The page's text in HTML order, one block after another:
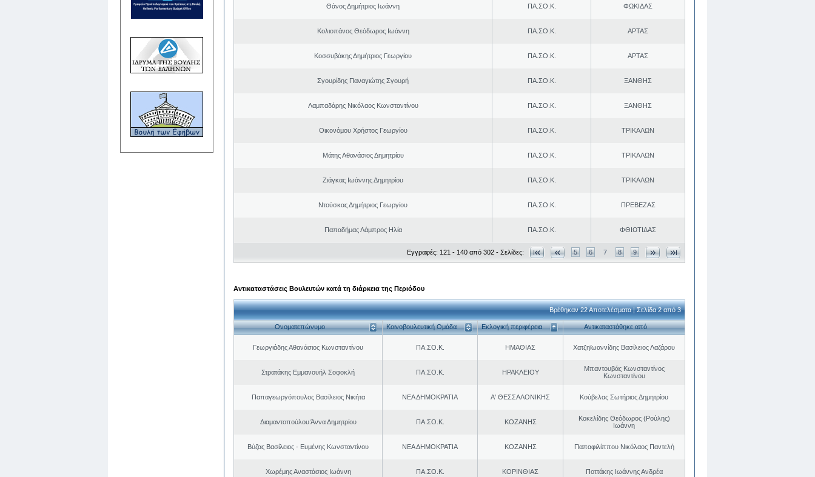
Θάνος Δημήτριος Ιωάννη ΠΑ.ΣΟ.Κ. ΦΩΚΙΔΑΣ
Κολιοπάνος Θεόδωρος Ιωάννη ΠΑ.ΣΟ.Κ. ΑΡΤΑΣ
Κοσσυβάκης Δημήτριος Γεωργίου ΠΑ.ΣΟ.Κ. ΑΡΤΑΣ
Σγουρίδης Παναγιώτης Σγουρή ΠΑ.ΣΟ.Κ. ΞΑΝΘΗΣ
Λαμπαδάρης Νικόλαος Κωνσταντίνου ΠΑ.ΣΟ.Κ. ΞΑΝΘΗΣ
Οικονόμου Χρήστος Γεωργίου ΠΑ.ΣΟ.Κ. ΤΡΙΚΑΛΩΝ
Μάτης Αθανάσιος Δημητρίου ΠΑ.ΣΟ.Κ. ΤΡΙΚΑΛΩΝ
Ζιάγκας Ιωάννης Δημητρίου ΠΑ.ΣΟ.Κ. ΤΡΙΚΑΛΩΝ
Ντούσκας Δημήτριος Γεωργίου ΠΑ.ΣΟ.Κ. ΠΡΕΒΕΖΑΣ
Παπαδήμας Λάμπρος Ηλία ΠΑ.ΣΟ.Κ. ΦΘΙΩΤΙΔΑΣ
Εγγραφές: 121 - 140 από 302 - Σελίδες: 5 6 7 8 9
Αντικαταστάσεις Βουλευτών κατά τη διάρκεια της Περιόδου
Βρέθηκαν 22 Αποτελέσματα | Σελίδα 2 από 3
Ονοματεπώνυμο Κοινοβουλευτική Ομάδα Εκλογική περιφέρεια Αντικαταστάθηκε από
Γεωργιάδης Αθανάσιος Κωνσταντίνου ΠΑ.ΣΟ.Κ. ΗΜΑΘΙΑΣ Χατζηϊωαννίδης Βασίλειος Λαζάρου
Στρατάκης Εμμανουήλ Σοφοκλή ΠΑ.ΣΟ.Κ. ΗΡΑΚΛΕΙΟΥ
Μπαντουβάς Κωνσταντίνος
Κωνσταντίνου
Παπαγεωργόπουλος Βασίλειος Νικήτα ΝΕΑ ΔΗΜΟΚΡΑΤΙΑ Α' ΘΕΣΣΑΛΟΝΙΚΗΣ Κούβελας Σωτήριος Δημητρίου
Διαμαντοπούλου Άννα Δημητρίου ΠΑ.ΣΟ.Κ. ΚΟΖΑΝΗΣ
Κοκελίδης Θεόδωρος (Ρούλης)
Ιωάννη
Βύζας Βασίλειος - Ευμένης Κωνσταντίνου ΝΕΑ ΔΗΜΟΚΡΑΤΙΑ ΚΟΖΑΝΗΣ Παπαφιλίππου Νικόλαος Παντελή
Χωρέμης Αναστάσιος Ιωάννη ΠΑ.ΣΟ.Κ. ΚΟΡΙΝΘΙΑΣ Ποττάκης Ιωάννης Ανδρέα